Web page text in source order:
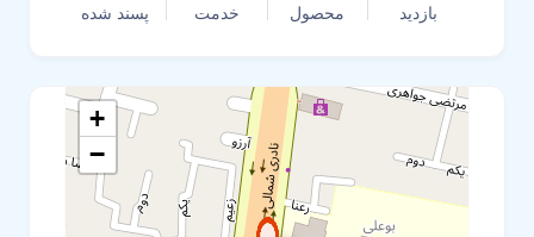
بازدید محصول خدمت پسند شده
+
−